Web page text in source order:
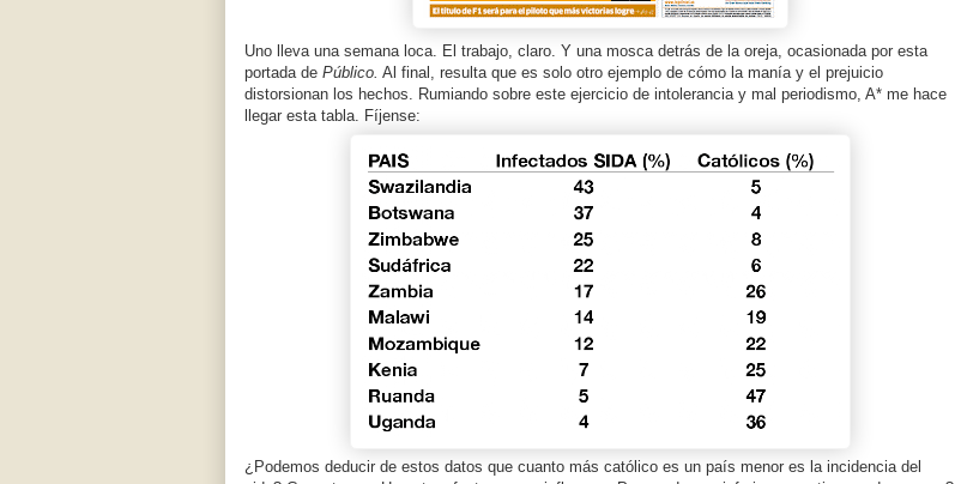
Uno lleva una semana loca. El trabajo, claro. Y una mosca detrás de la oreja, ocasionada por esta
portada de Público. Al final, resulta que es solo otro ejemplo de cómo la manía y el prejuicio
distorsionan los hechos. Rumiando sobre este ejercicio de intolerancia y mal periodismo, A* me hace
llegar esta tabla. Fíjense:
¿Podemos deducir de estos datos que cuanto más católico es un país menor es la incidencia del